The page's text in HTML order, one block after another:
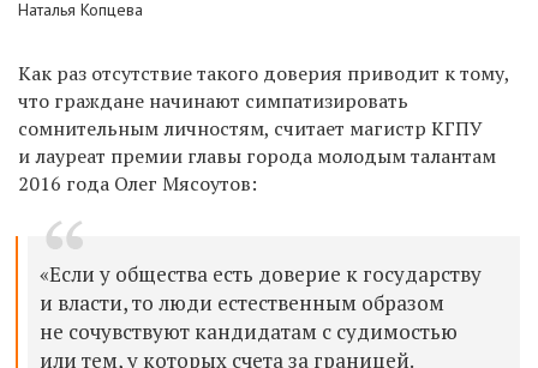
Наталья Копцева
Как раз отсутствие такого доверия приводит к тому,
что граждане начинают симпатизировать
сомнительным личностям, считает магистр КГПУ
и лауреат премии главы города молодым талантам
2016 года Олег Мясоутов:
«Если у общества есть доверие к государству
и власти, то люди естественным образом
не сочувствуют кандидатам с судимостью
или тем, у которых счета за границей.